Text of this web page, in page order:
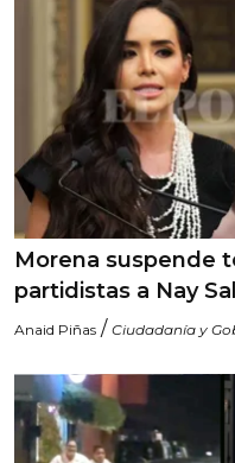
Morena suspende
partidistas a Nay
Anaid Piñas / Ciudadanía y